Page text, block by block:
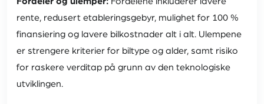
rente, redusert etableringsgebyr, mulighet for 100 %
finansiering og lavere bilkostnader alt i alt. Ulempene
er strengere kriterier for biltype og alder, samt risiko
for raskere verditap på grunn av den teknologiske
utviklingen.